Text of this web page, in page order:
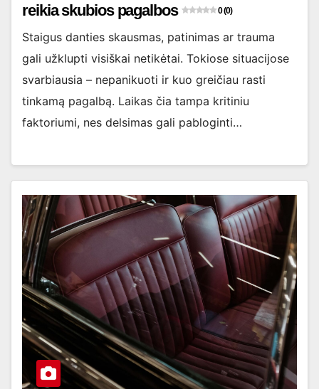
reikia skubios pagalbos
0 (0)
Staigus danties skausmas, patinimas ar trauma
gali užklupti visiškai netikėtai. Tokiose situacijose
svarbiausia – nepanikuoti ir kuo greičiau rasti
tinkamą pagalbą. Laikas čia tampa kritiniu
faktoriumi, nes delsimas gali pabloginti…